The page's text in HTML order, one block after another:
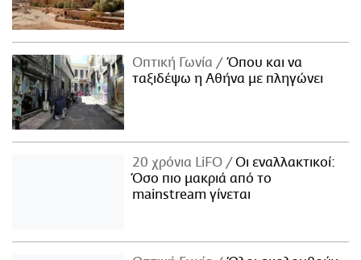
Οπτική Γωνία
Όπου και να
ταξιδέψω η Αθήνα με πληγώνει
20 χρόνια LiFO
Οι εναλλακτικοί:
Όσο πιο μακριά από το
mainstream γίνεται